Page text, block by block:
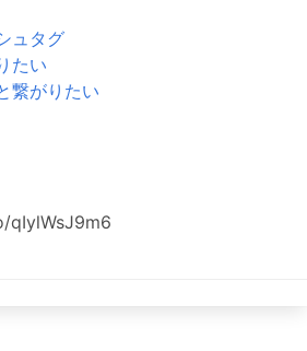
ュタグ
たい
繋がりたい
qIylWsJ9m6